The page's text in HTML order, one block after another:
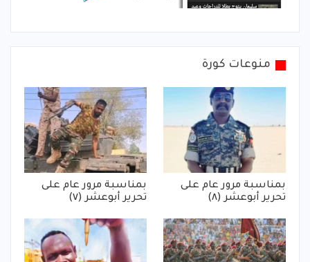
منوعات كورة
بمناسبة مرور عام على
تحرير أبوعشر (٨)
بمناسبة مرور عام على
تحرير أبوعشر (٧)